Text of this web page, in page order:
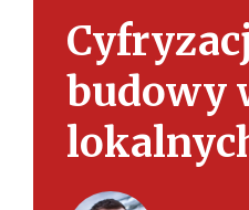
O
b
y
w
a
t
budowy